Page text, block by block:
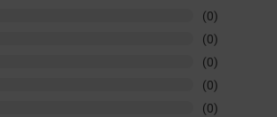
(0)
(0)
(0)
(0)
(0)